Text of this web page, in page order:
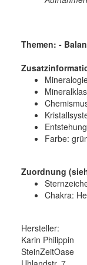
Themen: -
Farbe:
Zuordnung
Chakra:
Hersteller:
Karin Philippin
SteinZeitOase